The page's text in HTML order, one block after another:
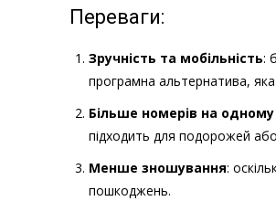
Переваги:
Зручність та мобільність:
програмна альтернатива,
Більше номерів на одному
підходить для подорожей
Менше зношування:
пошкоджень.